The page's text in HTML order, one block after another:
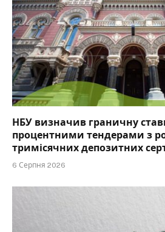
НБУ визначив граничну
процентними тендерами з
тримісячних депозитних
6 Серпня 2026